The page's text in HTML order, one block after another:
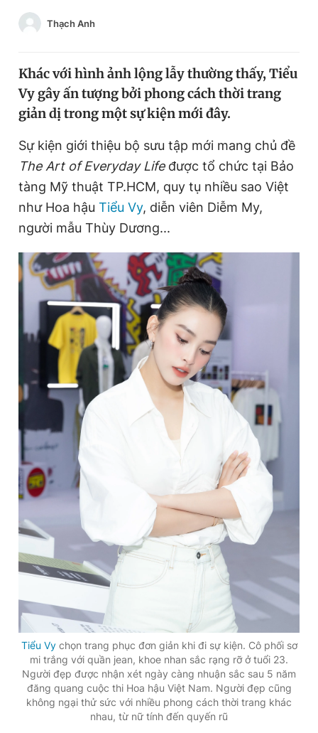
Chào ngày mới
Tin 360
Video Magazine
Sản phẩm khác
Tiện ích Bạn cần biết
Thông tin tòa soạn Liên hệ quảng cáo
Đọc Thanh Niên trên điện thoại
Theo dõi báo trên
Hotline
0906 645 777
Liên hệ quảng cáo
0908 780 404
Đặt báo Quảng cáo RSS Tòa soạn Chính sách bảo
Tổng biên tập: Nguyễn Ngọc Toàn
Phó tổng biên tập thường trực: Hải Thành
Phó tổng biên tập: Lâm Hiếu Dũng
Phó tổng biên tập: Trần Việt Hưng
Giấy phép xuất bản số 110/GP - BTTTT cấp ngày 24.3.2020
© 2003-2026 Bản quyền thuộc về Báo Thanh Niên. Cấm sao
chép dưới mọi hình thức nếu không có sự chấp thuận bằng văn
bản. Phát triển bởi ePi Technologies, JSC.
Thạch Anh
Khác với hình ảnh lộng lẫy thường thấy, Tiểu
Vy gây ấn tượng bởi phong cách thời trang
giản dị trong một sự kiện mới đây.
Sự kiện giới thiệu bộ sưu tập mới mang chủ đề
The Art of Everyday Lifeđược tổ chức tại Bảo
tàng Mỹ thuật TP.HCM, quy tụ nhiều sao Việt
như Hoa hậu Tiểu Vy, diễn viên Diễm My,
người mẫu Thùy Dương...
Tiểu Vychọn trang phục đơn giản khi đi sự kiện. Cô phối sơ
mi trắng với quần jean, khoe nhan sắc rạng rỡ ở tuổi 23.
Người đẹp được nhận xét ngày càng nhuận sắc sau 5 năm
đăng quang cuộc thi Hoa hậu Việt Nam. Người đẹp cũng
không ngại thử sức với nhiều phong cách thời trang khác
nhau, từ nữ tính đến quyến rũ